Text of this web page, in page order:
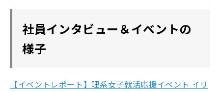
社員インタビュー＆イベントの
様子
【イベントレポート】理系女子就活応援イベント イリ